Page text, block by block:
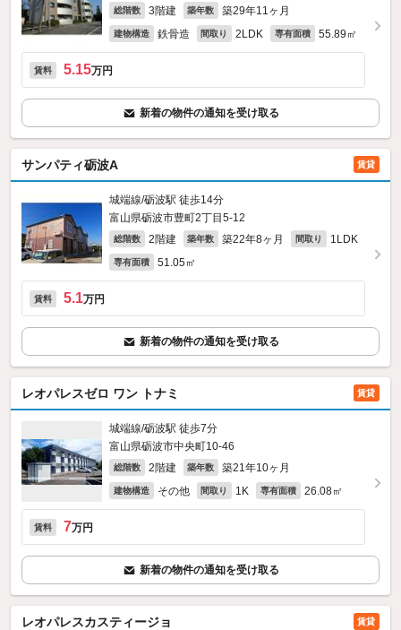
総階数 3階建 築年数 築29年11ヶ月
建物構造 鉄骨造 間取り 2LDK 専有面積 55.89㎡
賃料 5.15万円
新着の物件の通知を受け取る
サンパティ砺波A 賃貸
城端線/砺波駅 徒歩14分
富山県砺波市豊町2丁目5-12
総階数 2階建 築年数 築22年8ヶ月 間取り 1LDK
専有面積 51.05㎡
賃料 5.1万円
新着の物件の通知を受け取る
レオパレスゼロ ワン トナミ 賃貸
城端線/砺波駅 徒歩7分
富山県砺波市中央町10-46
総階数 2階建 築年数 築21年10ヶ月
建物構造 その他 間取り 1K 専有面積 26.08㎡
賃料 7万円
新着の物件の通知を受け取る
レオパレスカスティージョ 賃貸